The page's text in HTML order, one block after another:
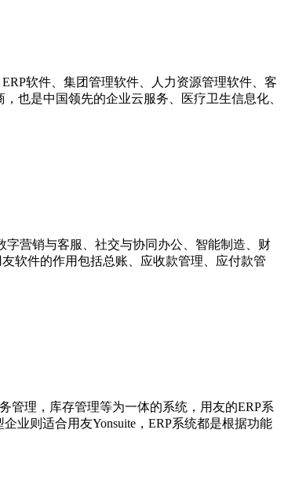
软件、集团管理软件、人力资源管理软件、客
也是中国领先的企业云服务、医疗卫生信息化、
营销与客服、社交与协同办公、智能制造、财
软件的作用包括总账、应收款管理、应付款管
管理，库存管理等为一体的系统，用友的ERP系
业则适合用友Yonsuite，ERP系统都是根据功能